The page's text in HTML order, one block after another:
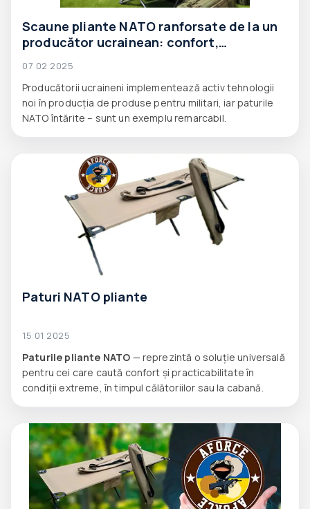
Scaune pliante NATO ranforsate de la un
producător ucrainean: confort,
07 02 2025
Producătorii ucraineni implementează activ tehnologii
noi în producția de produse pentru militari, iar paturile
NATO întărite – sunt un exemplu remarcabil.
Paturi NATO pliante
15 01 2025
Paturile pliante NATO — reprezintă o soluție universală
pentru cei care caută confort și practicabilitate în
condiții extreme, în timpul călătoriilor sau la cabană.